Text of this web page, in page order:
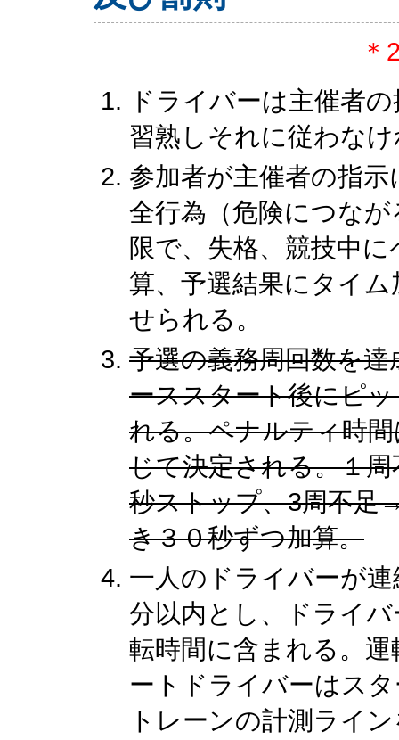
ドライバーは主催者
習熟しそれに従わな
参加者が主催者の指
全行為（危険につな
限で、失格、競技中
算、予選結果にタイ
せられる。
予選の義務周回数を
ーススタート後にピ
れる。ペナルティ時
じて決定される。１
秒ストップ、3周不足
き３０秒ずつ加算。
一人のドライバーが
分以内とし、ドライ
転時間に含まれる。
ートドライバーはス
トレーンの計測ライ